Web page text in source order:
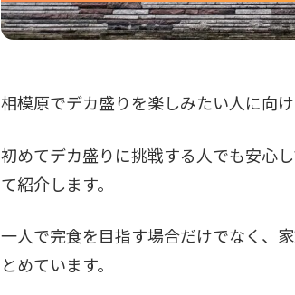
相模原でデカ盛りを楽しみたい人に向
初めてデカ盛りに挑戦する人でも安心
て紹介します。
一人で完食を目指す場合だけでなく、
とめています。